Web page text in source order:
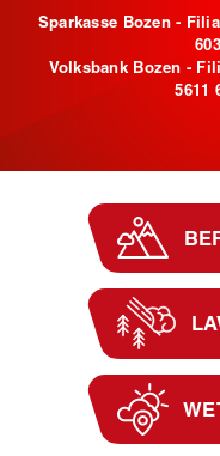
Sparkasse Bozen -
Volksbank Bozen -
5611